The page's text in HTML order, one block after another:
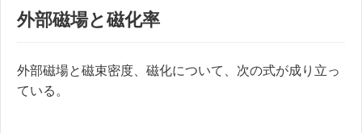
外部磁場と磁化率
外部磁場と磁束密度、磁化について、次の式が成り立っ
ている。